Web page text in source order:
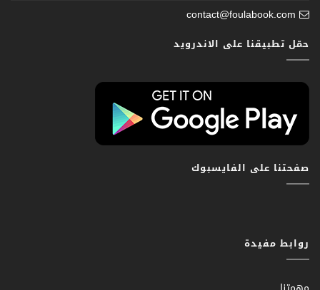
contact@foulabook.com
حمّل تطبيقنا على الاندرويد
صفحتنا على الفايسبوك
روابط مفيدة